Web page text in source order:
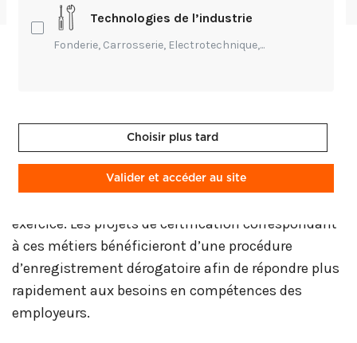
significativement modifiés dans leurs activités
et/ou leurs compétences, de manière récente et
drastique ; à tel point qu’une nouvelle offre de
exercice. Les projets de certification correspondant
à ces métiers bénéficieront d’une procédure
d’enregistrement dérogatoire afin de répondre plus
rapidement aux besoins en compétences des
employeurs.
Technologies de l’industrie
Fonderie, Carrosserie, Electrotechnique,...
Choisir plus tard
Valider et accéder au site